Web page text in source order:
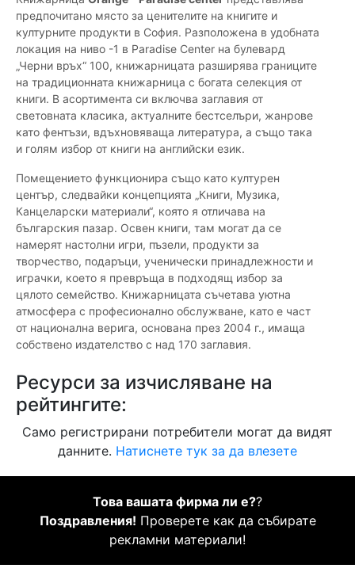
предпочитано място за ценителите на книгите и
културните продукти в София. Разположена в удобната
локация на ниво -1 в Paradise Center на булевард
„Черни връх“ 100, книжарницата разширява границите
на традиционната книжарница с богата селекция от
книги. В асортимента си включва заглавия от
световната класика, актуалните бестселъри, жанрове
като фентъзи, вдъхновяваща литература, а също така
и голям избор от книги на английски език.
Помещението функционира също като културен
център, следвайки концепцията „Книги, Музика,
Канцеларски материали“, която я отличава на
българския пазар. Освен книги, там могат да се
намерят настолни игри, пъзели, продукти за
творчество, подаръци, ученически принадлежности и
играчки, което я превръща в подходящ избор за
цялото семейство. Книжарницата съчетава уютна
атмосфера с професионално обслужване, като е част
от национална верига, основана през 2004 г., имаща
собствено издателство с над 170 заглавия.
Ресурси за изчисляване на
рейтингите:
Само регистрирани потребители могат да видят
данните. Натиснете тук за да влезете
Това вашата фирма ли е??
Поздравления! Проверете как да събирате
рекламни материали!